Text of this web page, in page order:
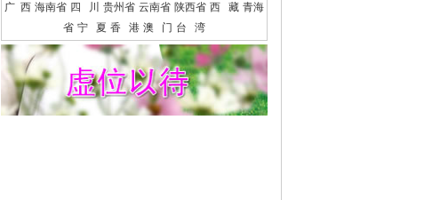
广 西 海南省 四 川 贵州省 云南省 陕西省 西 藏 青海
省 宁 夏 香 港 澳 门 台 湾